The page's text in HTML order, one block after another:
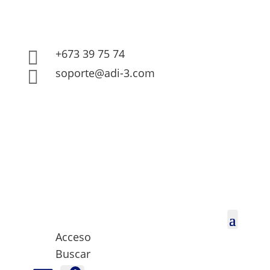
 +673 39 75 74
 soporte@adi-3.com
Acceso
Buscar